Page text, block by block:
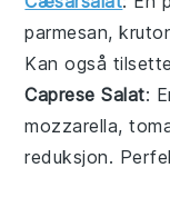
parmesan,
Kan også
Caprese Salat:
mozzarella,
reduksjon.